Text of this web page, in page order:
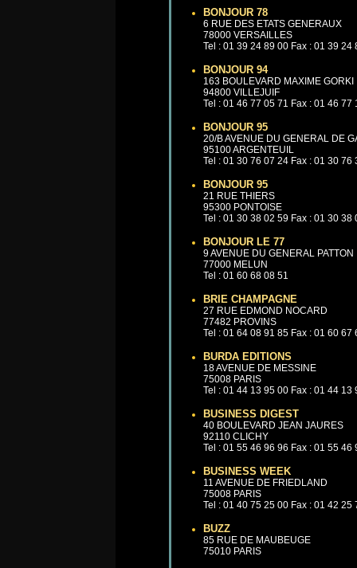
BONJOUR 78
6 RUE DES ETATS GENERAUX
78000 VERSAILLES
Tel : 01 39 24 89 00 Fax : 01 39 24
BONJOUR 94
163 BOULEVARD MAXIME GORKI
94800 VILLEJUIF
Tel : 01 46 77 05 71 Fax : 01 46 77
BONJOUR 95
20/B AVENUE DU GENERAL DE
95100 ARGENTEUIL
Tel : 01 30 76 07 24 Fax : 01 30 76
BONJOUR 95
21 RUE THIERS
95300 PONTOISE
Tel : 01 30 38 02 59 Fax : 01 30 38
BONJOUR LE 77
9 AVENUE DU GENERAL PATTON
77000 MELUN
Tel : 01 60 68 08 51
BRIE CHAMPAGNE
27 RUE EDMOND NOCARD
77482 PROVINS
Tel : 01 64 08 91 85 Fax : 01 60 67
BURDA EDITIONS
18 AVENUE DE MESSINE
75008 PARIS
Tel : 01 44 13 95 00 Fax : 01 44 13
BUSINESS DIGEST
40 BOULEVARD JEAN JAURES
92110 CLICHY
Tel : 01 55 46 96 96 Fax : 01 55 46
BUSINESS WEEK
11 AVENUE DE FRIEDLAND
75008 PARIS
Tel : 01 40 75 25 00 Fax : 01 42 25
BUZZ
85 RUE DE MAUBEUGE
75010 PARIS